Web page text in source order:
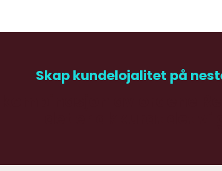
Skap kundelojalitet på